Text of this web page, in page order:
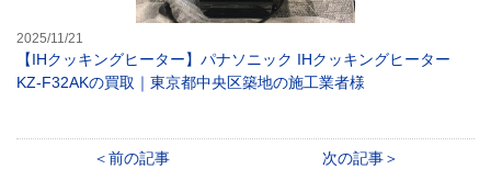
2025/11/21
【IHクッキングヒーター】パナソニック IHクッキングヒーター
KZ-F32AKの買取｜東京都中央区築地の施工業者様
前の記事 次の記事